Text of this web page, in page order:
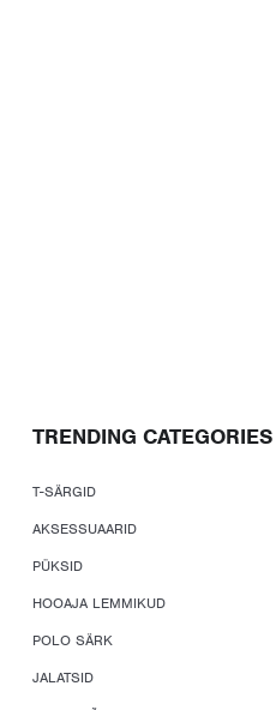
TRENDING CATEGORIES
T-SÄRGID
AKSESSUAARID
PÜKSID
HOOAJA LEMMIKUD
POLO SÄRK
JALATSID